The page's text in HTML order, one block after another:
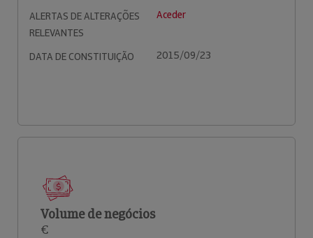
ALERTAS DE ALTERAÇÕES
RELEVANTES
Aceder
DATA DE CONSTITUIÇÃO 2015/09/23
Volume de negócios
€